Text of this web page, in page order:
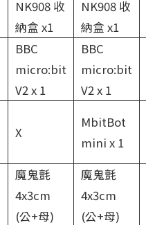
NK908 收
納盒 x1
NK908 收
納盒 x1
BBC
micro:bit
V2 x 1
BBC
micro:bit
V2 x 1
X
MbitBot
mini x 1
魔鬼氈
4x3cm
(公+母)
魔鬼氈
4x3cm
(公+母)